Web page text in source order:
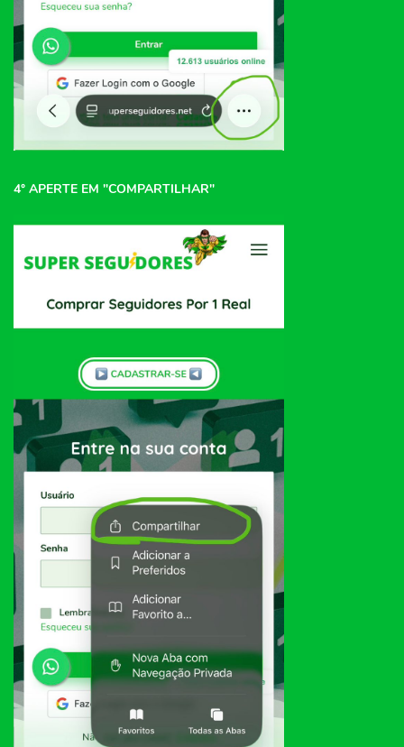
4° APERTE EM "COMPARTILHAR"